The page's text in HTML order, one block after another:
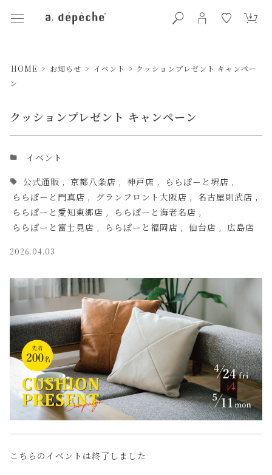
HOME > お知らせ > イベント > クッションプレゼント キャンペー
ン
クッションプレゼント キャンペーン
イベント
公式通販 , 京都八条店 , 神戸店 , ららぽーと堺店 ,
ららぽーと門真店 , グランフロント大阪店 , 名古屋則武店 ,
ららぽーと愛知東郷店 , ららぽーと海老名店 ,
ららぽーと富士見店 , ららぽーと福岡店 , 仙台店 , 広島店
2026.04.03
こちらのイベントは終了しました